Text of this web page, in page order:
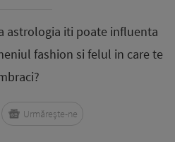
astrologia iti poate influenta
fashion si felul in care te
Urmărește-ne